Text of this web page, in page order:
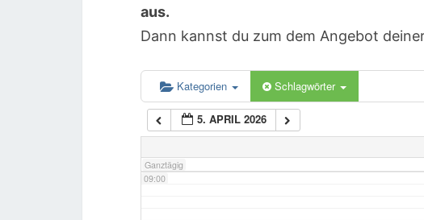
aus.
Dann kannst du zum dem Angebot
Kategorien Schlagwörter
5. APRIL 2026
Ganztägig
06:00
07:00
08:00
09:00